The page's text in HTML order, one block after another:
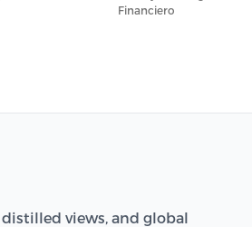
Financiero
views, and global